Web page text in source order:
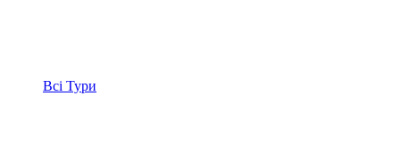
Всі Тури